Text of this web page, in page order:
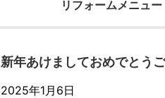
リフォームメニュー
新年あけましておめでとう
2025年1月6日